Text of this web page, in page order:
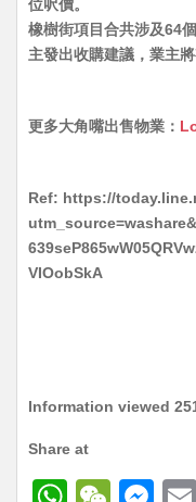
位呎價。
橡樹街項目合共涉及64
主發出收購建議，業主
更多大角嘴出售物業：
Ref: https://
VIOobSkA
Information viewed
Share at